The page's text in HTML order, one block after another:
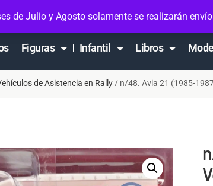
de Julio y Agosto solamente se realizarán
ContactoMi cuenta
Figuras Infantil Libros
de Asistencia en Rally / n/48. Avia 21 (1985-